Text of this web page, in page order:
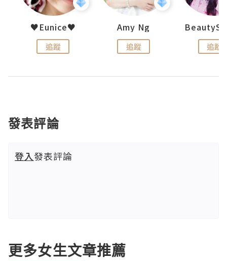
♥Eunice♥
追蹤
Amy Ng
追蹤 追蹤
發表評論
登入發表評論
更多女生文章推薦